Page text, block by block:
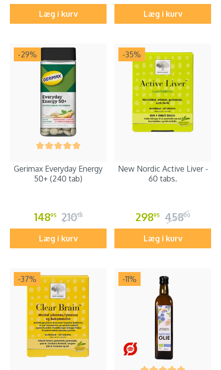
Læg i kurv Læg i kurv
-29%
Gerimax Everyday Energy
50+ (240 tab)
14895 21018
Læg i kurv
-35%
New Nordic Active Liver -
60 tabs.
29895 45800
Læg i kurv
-37% -11%